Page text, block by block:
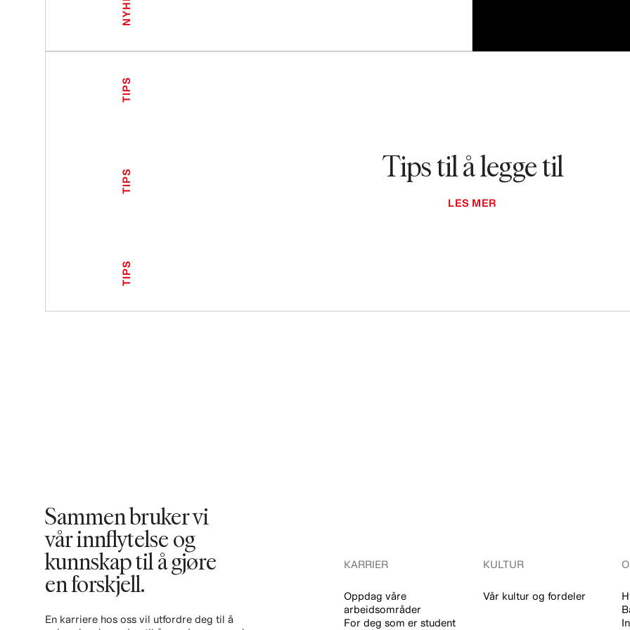
Tips til å legge til
LES MER
TIPS
TIPS
TIPS
Sammen bruker vi
vår innflytelse og
kunnskap til å gjøre
en forskjell. ​
En karriere hos oss vil utfordre deg til å
KARRIER
Oppdag våre
arbeidsområder
For deg som er student
KULTUR
Vår kultur og fordeler